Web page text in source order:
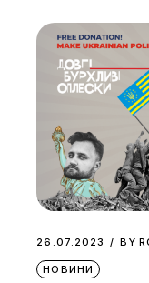
26.07.2023 BY
НОВИНИ